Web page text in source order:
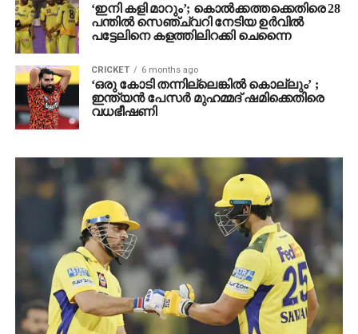
‘ഇനി കളി മാറും’; കൊല്‍ക്കത്തക്കെതിരെ 28
പന്തില്‍ സെഞ്ച്വറി നേടിയ ഉര്‍വില്‍
പട്ടേലിനെ കളത്തിലിറക്കി ചെന്നൈ
CRICKET 6 months ago
‘ഒരു കോടി തന്നില്ലെങ്കില്‍ കൊല്ലും’ ;
ഇന്ത്യന്‍ പേസര്‍ മുഹമ്മദ് ഷമിക്കെതിരെ
വധഭീഷണി